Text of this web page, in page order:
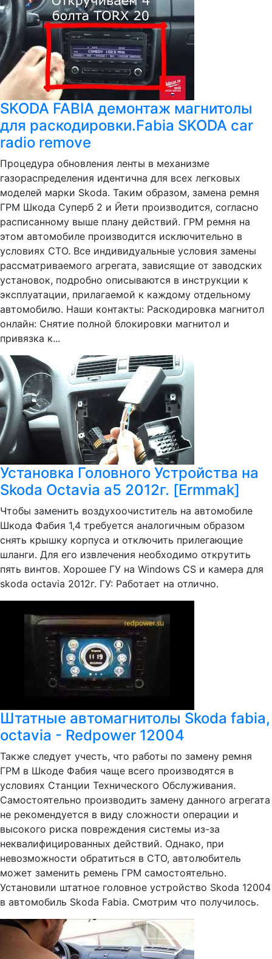
SKODA FABIA демонтаж магнитолы
для раскодировки.Fabia SKODA car
radio remove
Процедура обновления ленты в механизме
газораспределения идентична для всех легковых
моделей марки Skoda. Таким образом, замена ремня
ГРМ Шкода Суперб 2 и Йети производится, согласно
расписанному выше плану действий. ГРМ ремня на
этом автомобиле производится исключительно в
условиях СТО. Все индивидуальные условия замены
рассматриваемого агрегата, зависящие от заводских
установок, подробно описываются в инструкции к
эксплуатации, прилагаемой к каждому отдельному
автомобилю. Наши контакты: Раскодировка магнитол
онлайн: Снятие полной блокировки магнитол и
привязка к...
Установка Головного Устройства на
Skoda Octavia a5 2012г. [Ermmak]
Чтобы заменить воздухоочиститель на автомобиле
Шкода Фабия 1,4 требуется аналогичным образом
снять крышку корпуса и отключить прилегающие
шланги. Для его извлечения необходимо открутить
пять винтов. Хорошее ГУ на Windows CS и камера для
skoda octavia 2012г. ГУ: Работает на отлично.
Штатные автомагнитолы Skoda fabia,
octavia - Redpower 12004
Также следует учесть, что работы по замену ремня
ГРМ в Шкоде Фабия чаще всего производятся в
условиях Станции Технического Обслуживания.
Самостоятельно производить замену данного агрегата
не рекомендуется в виду сложности операции и
высокого риска повреждения системы из-за
неквалифицированных действий. Однако, при
невозможности обратиться в СТО, автолюбитель
может заменить ремень ГРМ самостоятельно.
Установили штатное головное устройство Skoda 12004
в автомобиль Skoda Fabia. Смотрим что получилось.